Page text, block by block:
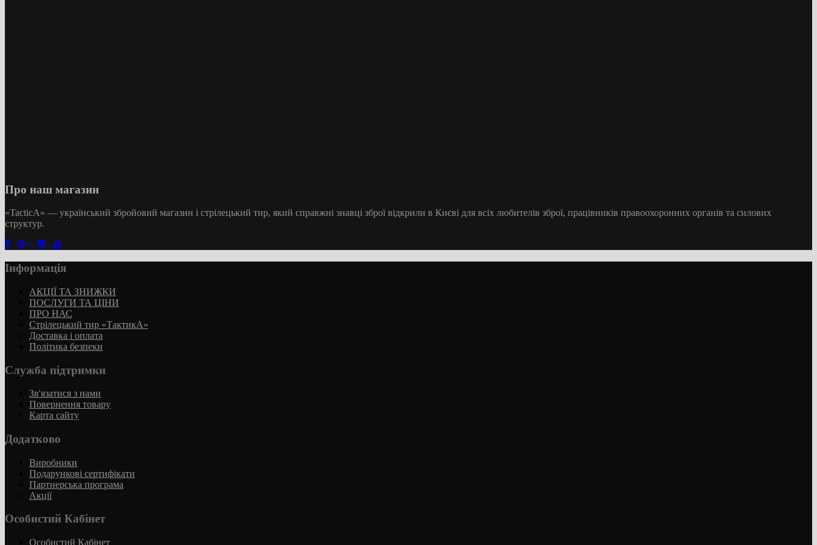
Про наш магазин
«TacticA» — український збройовий магазин і стрілецький тир, який справжні знавці зброї відкрили в Києві для всіх любителів зброї, працівників правоохоронних органів та силових
структур.
Інформація
АКЦІЇ ТА ЗНИЖКИ
ПОСЛУГИ ТА ЦІНИ
ПРО НАС
Стрілецький тир «ТактикА»
Доставка і оплата
Політика безпеки
Служба підтримки
Зв'язатися з нами
Повернення товару
Карта сайту
Додатково
Виробники
Подарункові сертифікати
Партнерська програма
Акції
Особистий Кабінет
Особистий Кабінет